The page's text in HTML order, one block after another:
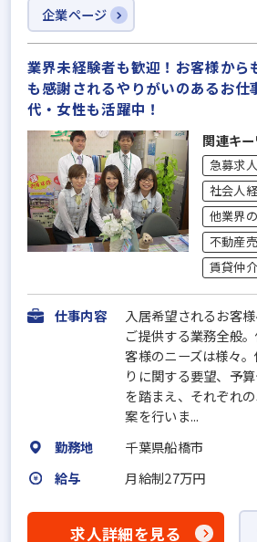
企業ページ
業界未経験者も歓迎！お客様から
も感謝されるやりがいのあるお仕
代・女性も活躍中！
関連キ
急募求人
社会人
他業界
不動産
賃貸仲
仕事内容
入居希望されるお客
ご提供する業務全般
客様のニーズは様々
りに関する要望、予
を踏まえ、それぞれ
案を行いま...
勤務地
千葉県船橋市
給与
月給制27万円
求人詳細を見る